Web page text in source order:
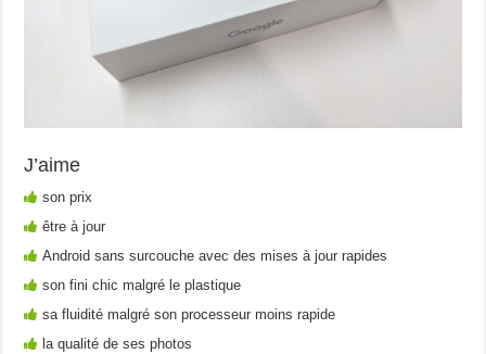
J’aime
son prix
être à jour
Android sans surcouche avec des mises à jour rapides
son fini chic malgré le plastique
sa fluidité malgré son processeur moins rapide
la qualité de ses photos